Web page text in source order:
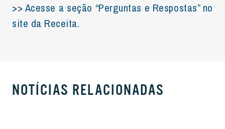
>> Acesse a seção “Perguntas e Respostas” no
site da Receita.
NOTÍCIAS RELACIONADAS